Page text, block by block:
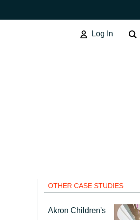
Log In
Finland
OTHER CASE STUDIES
Akron Children's